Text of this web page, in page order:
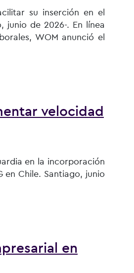
su inserción en el
junio de 2026-. En línea
WOM anunció el
velocidad
en la incorporación
Chile. Santiago, junio
en